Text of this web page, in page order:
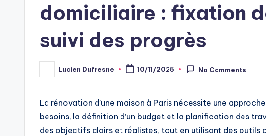
domiciliaire : fixation
suivi des progrès
Posted
by
Lucien Dufresne 10/11/2025 No Comments
La rénovation d’une maison à Paris nécessite une
besoins, la définition d’un budget et la planification des
des objectifs clairs et réalistes, tout en utilisant des outils